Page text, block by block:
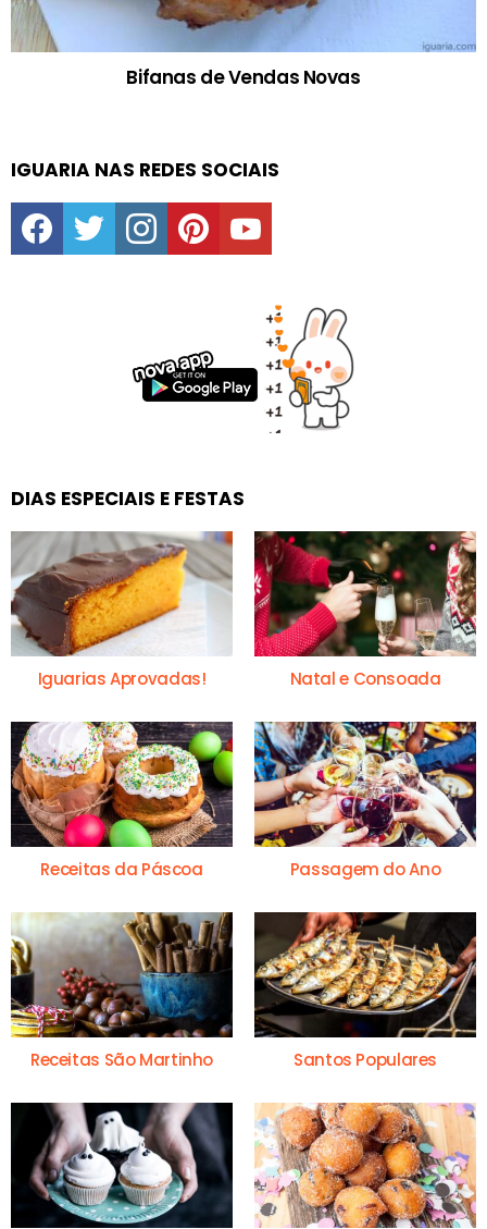
Bifanas de Vendas Novas
IGUARIA NAS REDES SOCIAIS
facebooktwitter instagrampinterestyoutube
DIAS ESPECIAIS E FESTAS
Iguarias Aprovadas! Natal e Consoada
Receitas da Páscoa Passagem do Ano
Receitas São Martinho Santos Populares